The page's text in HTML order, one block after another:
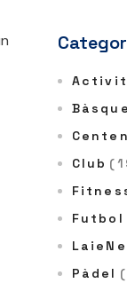
Club
Futbol
Pàdel